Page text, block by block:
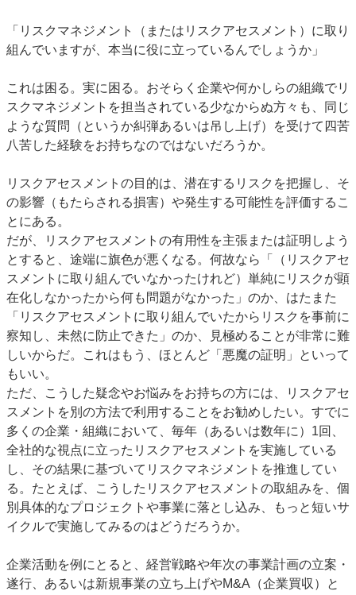
「リスクマネジメント（またはリスクアセスメント）に取り
組んでいますが、本当に役に立っているんでしょうか」
これは困る。実に困る。おそらく企業や何かしらの組織でリ
スクマネジメントを担当されている少なからぬ方々も、同じ
ような質問（というか糾弾あるいは吊し上げ）を受けて四苦
八苦した経験をお持ちなのではないだろうか。
リスクアセスメントの目的は、潜在するリスクを把握し、そ
の影響（もたらされる損害）や発生する可能性を評価するこ
とにある。
だが、リスクアセスメントの有用性を主張または証明しよう
とすると、途端に旗色が悪くなる。何故なら「（リスクアセ
スメントに取り組んでいなかったけれど）単純にリスクが顕
在化しなかったから何も問題がなかった」のか、はたまた
「リスクアセスメントに取り組んでいたからリスクを事前に
察知し、未然に防止できた」のか、見極めることが非常に難
しいからだ。これはもう、ほとんど「悪魔の証明」といって
もいい。
ただ、こうした疑念やお悩みをお持ちの方には、リスクアセ
スメントを別の方法で利用することをお勧めしたい。すでに
多くの企業・組織において、毎年（あるいは数年に）1回、
全社的な視点に立ったリスクアセスメントを実施している
し、その結果に基づいてリスクマネジメントを推進してい
る。たとえば、こうしたリスクアセスメントの取組みを、個
別具体的なプロジェクトや事業に落とし込み、もっと短いサ
イクルで実施してみるのはどうだろうか。
企業活動を例にとると、経営戦略や年次の事業計画の立案・
遂行、あるいは新規事業の立ち上げやM&A（企業買収）と